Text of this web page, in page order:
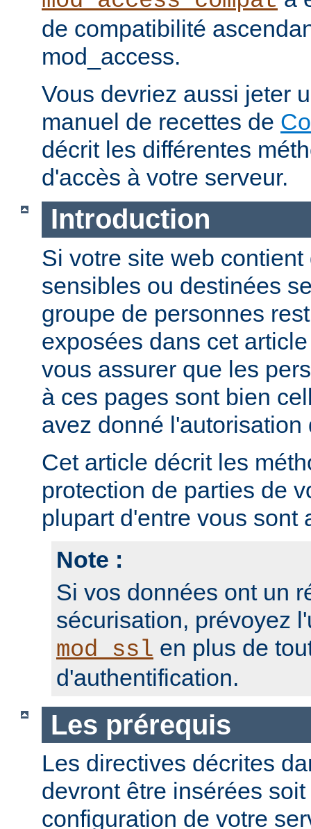
de compatibilité
mod_access.
Vous devriez aussi jeter
manuel de recettes de
décrit les différentes
d'accès à votre serveur.
Introduction
Si votre site web
sensibles ou destinées
groupe de personnes
exposées dans cet
vous assurer que les
à ces pages sont bien
avez donné l'autorisation
Cet article décrit les
protection de parties de
plupart d'entre vous sont
Note :
Si vos données ont un
sécurisation, prévoyez
mod_ssl en plus de
d'authentification.
Les prérequis
Les directives décrites
devront être insérées
configuration de votre